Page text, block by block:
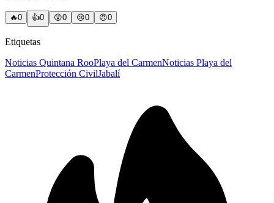
🔥0 👍0 😲0 😢0 😠0
Etiquetas
Noticias Quintana RooPlaya del CarmenNoticias Playa del
CarmenProtección CivilJabalí